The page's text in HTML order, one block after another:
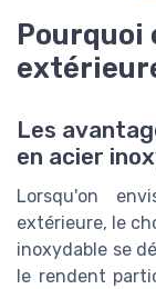
Pourquoi
Les
en acier
Lorsqu'on
extérieure, le
inoxydable se
le rendent